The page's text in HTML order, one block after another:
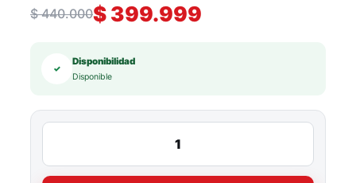
$440.000$399.999
✓
Disponibilidad
Disponible